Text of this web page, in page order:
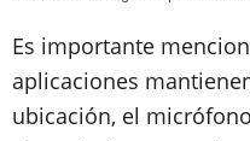
Es importante
aplicaciones
ubicación, el